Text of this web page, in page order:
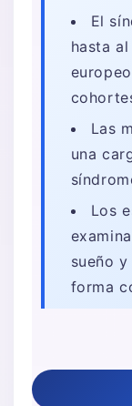
El
hasta
Las
una
Los
sueño
forma